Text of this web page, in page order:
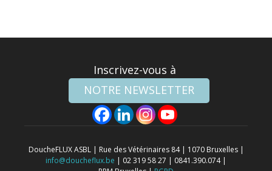
Inscrivez-vous à
NOTRE NEWSLETTER
DoucheFLUX ASBL | Rue des Vétérinaires 84 | 1070 Bruxelles |
info@doucheflux.be | 02 319 58 27 | 0841.390.074 |